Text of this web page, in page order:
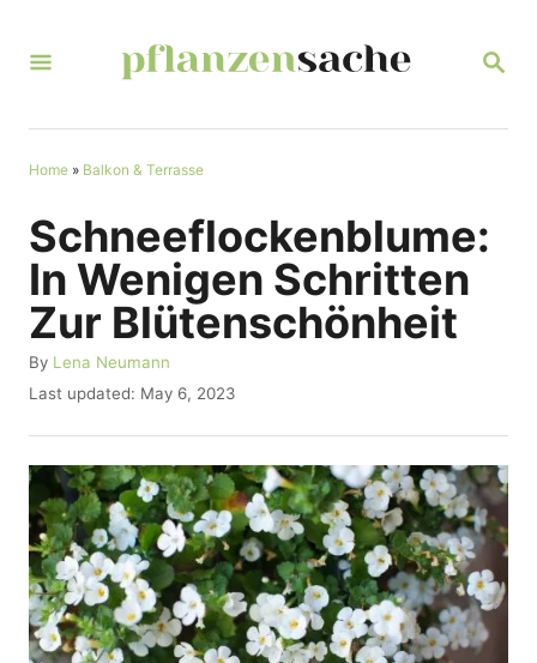
S
R
Home » Balkon & Terrasse
Schneeflockenblume:
In Wenigen Schritten
Zur Blütenschönheit
By A
u
h
o
r
Lena Neumann
P
s
t
d
o
n
Last updated: May 6, 2023